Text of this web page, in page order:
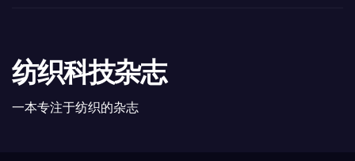
纺织科技杂志
一本专注于纺织的杂志